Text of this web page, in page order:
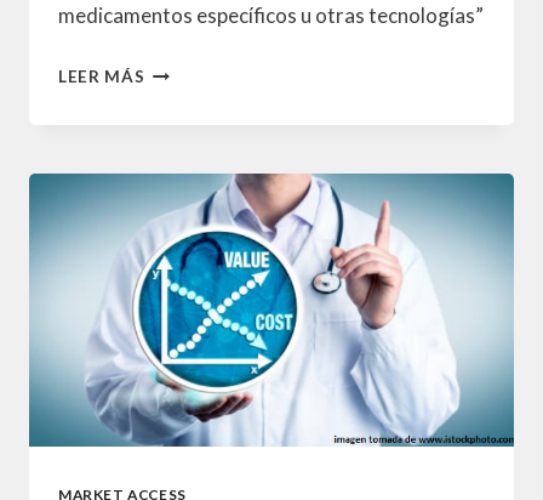
medicamentos específicos u otras tecnologías”
LEER MÁS ¿CÓMO
ACUERDOS
DE
ACCESO
A
PACIENTES
EN
EL
MARKET ACCESS